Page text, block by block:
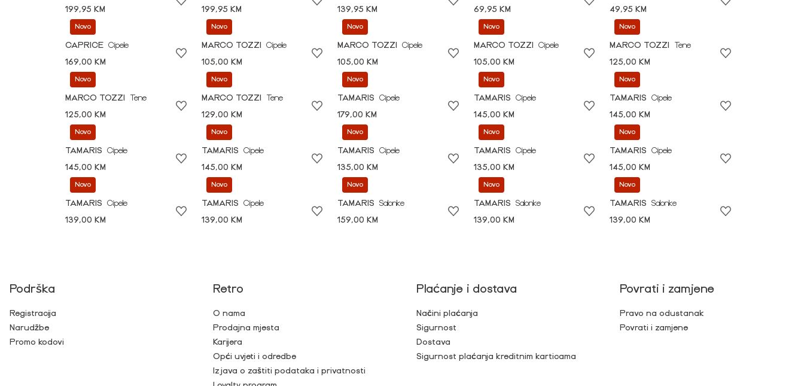
199,95 KM
199,95 KM
139,95 KM
69,95 KM
49,95 KM
Novo
CAPRICE Cipele
169,00 KM
Novo
MARCO TOZZI
Cipele
105,00 KM
Novo
MARCO TOZZI
Cipele
105,00 KM
Novo
MARCO TOZZI
Cipele
105,00 KM
Novo
MARCO TOZZI
Tene
125,00 KM
Novo
MARCO TOZZI
Tene
125,00 KM
Novo
MARCO TOZZI
Tene
129,00 KM
Novo
TAMARIS
Cipele
179,00 KM
Novo
TAMARIS
Cipele
145,00 KM
Novo
TAMARIS
Cipele
145,00 KM
Novo
TAMARIS
Cipele
145,00 KM
Novo
TAMARIS
Cipele
145,00 KM
Novo
TAMARIS
Cipele
135,00 KM
Novo
TAMARIS
Cipele
135,00 KM
Novo
TAMARIS
Cipele
145,00 KM
Novo
TAMARIS
Cipele
139,00 KM
Novo
TAMARIS
Cipele
139,00 KM
Novo
TAMARIS
Salonke
159,00 KM
Novo
TAMARIS
Salonke
139,00 KM
Novo
TAMARIS
Salonke
139,00 KM
Podrška
Registracija
Narudžbe
Promo kodovi
Retro
O nama
Prodajna mjesta
Karijera
Opći uvjeti i odredbe
Izjava o zaštiti podataka i privatnosti
Plaćanje i dostava
Načini plaćanja
Sigurnost
Dostava
Sigurnost plaćanja kreditnim karticama
Povrati i zamjene
Pravo na odustanak
Povrati i zamjene